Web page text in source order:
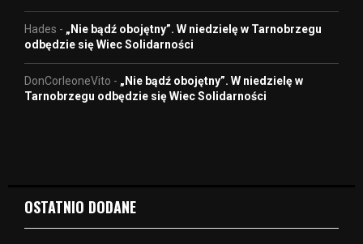
Hades - „Nie bądź obojętny”. W niedzielę w Tarnobrzegu
odbędzie się Wiec Solidarności
DonCorleoneVito - „Nie bądź obojętny”. W niedzielę w
Tarnobrzegu odbędzie się Wiec Solidarności
OSTATNIO DODANE